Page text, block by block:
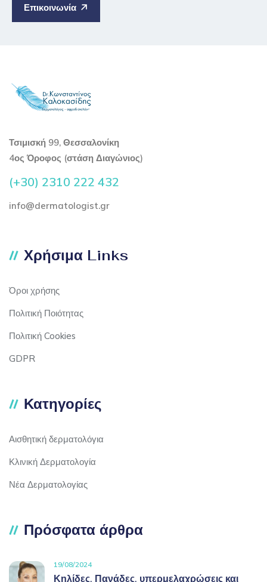
Επικοινωνία
Τσιμισκή 99, Θεσσαλονίκη
4ος Όροφος (στάση Διαγώνιος)
(+30) 2310 222 432
info@dermatologist.gr
Χρήσιμα Links
Όροι χρήσης
Πολιτική Ποιότητας
Πολιτική Cookies
GDPR
Κατηγορίες
Αισθητική δερματολόγια
Κλινική Δερματολογία
Νέα Δερματολογίας
Πρόσφατα άρθρα
19/08/2024
Κηλίδες, Πανάδες, υπερμελαχρώσεις και